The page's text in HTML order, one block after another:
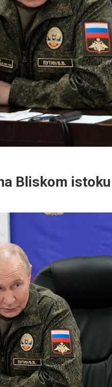
Bliskom